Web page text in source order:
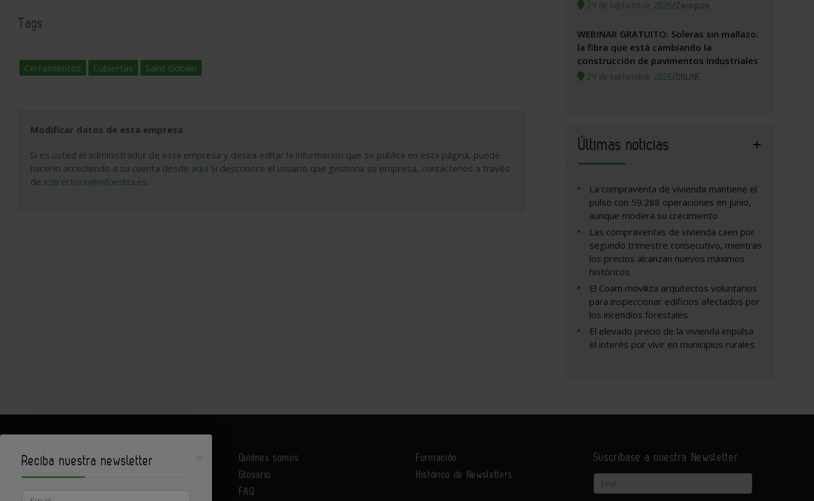
Tags
Cerramientos Cubiertas Saint Gobain
Modificar datos de esta empresa
Si es usted el administrador de esta empresa y desea editar la información que se publica en esta página, puede
hacerlo accediendo a su cuenta desde aquí Si desconoce el usuario que gestiona su empresa, contáctenos a través
de icdirectorio@infoedita.es.
24 de septiembre, 2026/Zaragoza
WEBINAR GRATUITO: Soleras sin mallazo:
la fibra que está cambiando la
construcción de pavimentos industriales
24 de septiembre, 2026/ONLINE
Últimas noticias
La compraventa de vivienda mantiene el
pulso con 59.288 operaciones en junio,
aunque modera su crecimiento
Las compraventas de vivienda caen por
segundo trimestre consecutivo, mientras
los precios alcanzan nuevos máximos
históricos
El Coam moviliza arquitectos voluntarios
para inspeccionar edificios afectados por
los incendios forestales
El elevado precio de la vivienda impulsa
el interés por vivir en municipios rurales
Quiénes somos
Glosario
FAQ
Formación
Histórico de Newsletters
Suscríbase a nuestra Newsletter
Email
Reciba nuestra newsletter
Email